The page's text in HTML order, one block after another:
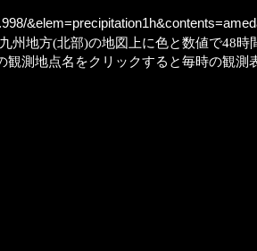
州地方(北部)の地図上に色と数値で48時
測地点名をクリックすると毎時の観測